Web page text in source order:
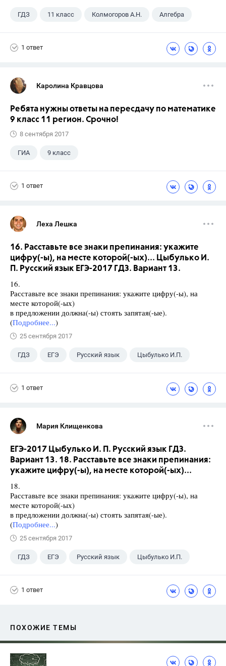
ГДЗ 11 класс Колмогоров А.Н. Алгебра
1 ответ
Каролина Кравцова
Ребята нужны ответы на пересдачу по математике
9 класс 11 регион. Срочно!
8 сентября 2017
ГИА 9 класс
1 ответ
Леха Лешка
16. Расставьте все знаки препинания: укажите
цифру(-ы), на месте которой(-ых)... Цыбулько И.
П. Русский язык ЕГЭ-2017 ГДЗ. Вариант 13.
16.
Расставьте все знаки препинания: укажите цифру(-ы), на
месте которой(-ых)
в предложении должна(-ы) стоять запятая(-ые).
(Подробнее...)
25 сентября 2017
ГДЗ ЕГЭ Русский язык Цыбулько И.П.
1 ответ
Мария Клищенкова
ЕГЭ-2017 Цыбулько И. П. Русский язык ГДЗ.
Вариант 13. 18. Расставьте все знаки препинания:
укажите цифру(-ы), на месте которой(-ых)...
18.
Расставьте все знаки препинания: укажите цифру(-ы), на
месте которой(-ых)
в предложении должна(-ы) стоять запятая(-ые).
(Подробнее...)
25 сентября 2017
ГДЗ ЕГЭ Русский язык Цыбулько И.П.
1 ответ
ПОХОЖИЕ ТЕМЫ